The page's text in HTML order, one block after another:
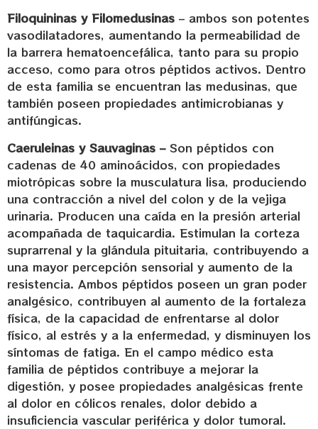
Filoquininas y Filomedusinas – ambos son potentes
vasodilatadores, aumentando la permeabilidad de
la barrera hematoencefálica, tanto para su propio
acceso, como para otros péptidos activos. Dentro
de esta familia se encuentran las medusinas, que
también poseen propiedades antimicrobianas y
antifúngicas.
Caeruleinas y Sauvaginas – Son péptidos con
cadenas de 40 aminoácidos, con propiedades
miotrópicas sobre la musculatura lisa, produciendo
una contracción a nivel del colon y de la vejiga
urinaria. Producen una caída en la presión arterial
acompañada de taquicardia. Estimulan la corteza
suprarrenal y la glándula pituitaria, contribuyendo a
una mayor percepción sensorial y aumento de la
resistencia. Ambos péptidos poseen un gran poder
analgésico, contribuyen al aumento de la fortaleza
física, de la capacidad de enfrentarse al dolor
físico, al estrés y a la enfermedad, y disminuyen los
síntomas de fatiga. En el campo médico esta
familia de péptidos contribuye a mejorar la
digestión, y posee propiedades analgésicas frente
al dolor en cólicos renales, dolor debido a
insuficiencia vascular periférica y dolor tumoral.